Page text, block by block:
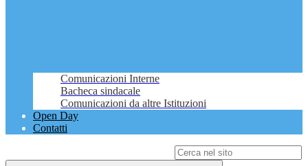
Comunicazioni Interne
Bacheca sindacale
Comunicazioni da altre Istituzioni
Open Day
Contatti